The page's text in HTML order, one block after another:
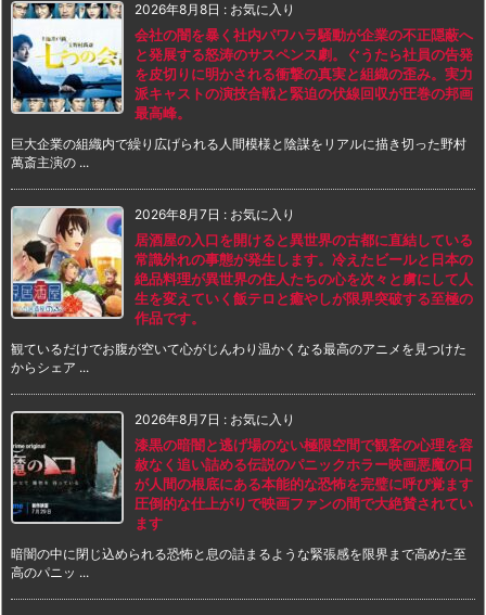
2026年8月8日 : お気に入り
会社の闇を暴く社内パワハラ騒動が企業の不正隠蔽へ
と発展する怒涛のサスペンス劇。ぐうたら社員の告発
を皮切りに明かされる衝撃の真実と組織の歪み。実力
派キャストの演技合戦と緊迫の伏線回収が圧巻の邦画
最高峰。
巨大企業の組織内で繰り広げられる人間模様と陰謀をリアルに描き切った野村
萬斎主演の ...
2026年8月7日 : お気に入り
居酒屋の入口を開けると異世界の古都に直結している
常識外れの事態が発生します。冷えたビールと日本の
絶品料理が異世界の住人たちの心を次々と虜にして人
生を変えていく飯テロと癒やしが限界突破する至極の
作品です。
観ているだけでお腹が空いて心がじんわり温かくなる最高のアニメを見つけた
からシェア ...
2026年8月7日 : お気に入り
漆黒の暗闇と逃げ場のない極限空間で観客の心理を容
赦なく追い詰める伝説のパニックホラー映画悪魔の口
が人間の根底にある本能的な恐怖を完璧に呼び覚ます
圧倒的な仕上がりで映画ファンの間で大絶賛されてい
ます
暗闇の中に閉じ込められる恐怖と息の詰まるような緊張感を限界まで高めた至
高のパニッ ...